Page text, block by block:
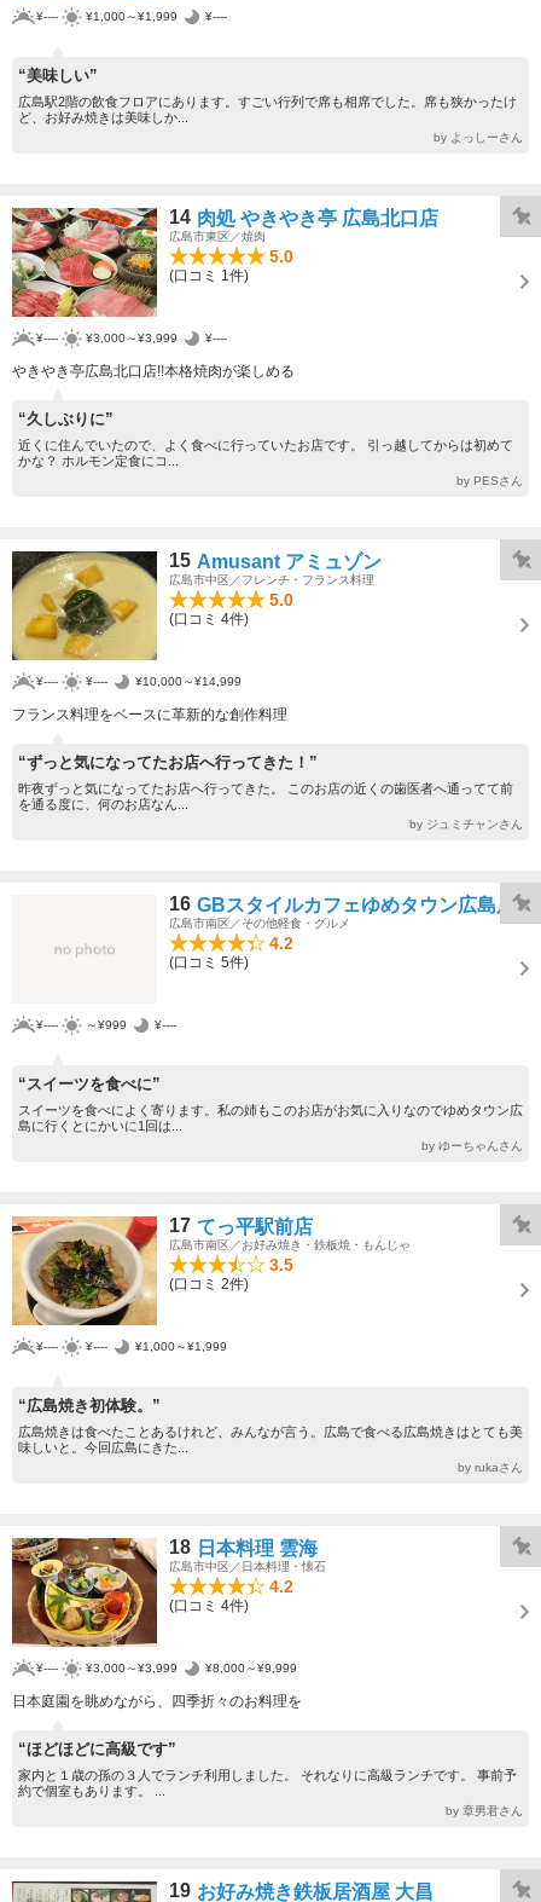
¥---- ¥1,000～¥1,999 ¥----
“美味しい”
広島駅2階の飲食フロアにあります。すごい行列で席も相席でした。席も狭かったけ
ど、お好み焼きは美味しか...
by よっしーさん
14 肉処 やきやき亭 広島北口店
広島市東区／焼肉
5.0
(口コミ 1件)
¥---- ¥3,000～¥3,999 ¥----
やきやき亭広島北口店!!本格焼肉が楽しめる
“久しぶりに”
近くに住んでいたので、よく食べに行っていたお店です。 引っ越してからは初めて
かな？ ホルモン定食にコ...
by PESさん
15 Amusant アミュゾン
広島市中区／フレンチ・フランス料理
5.0
(口コミ 4件)
¥---- ¥---- ¥10,000～¥14,999
フランス料理をベースに革新的な創作料理
“ずっと気になってたお店へ行ってきた！”
昨夜ずっと気になってたお店へ行ってきた。 このお店の近くの歯医者へ通ってて前
を通る度に、何のお店なん...
by ジュミチャンさん
16 GBスタイルカフェゆめタウン広島店
広島市南区／その他軽食・グルメ
4.2
(口コミ 5件)
¥---- ～¥999 ¥----
“スイーツを食べに”
スイーツを食べによく寄ります。私の姉もこのお店がお気に入りなのでゆめタウン広
島に行くとにかいに1回は...
by ゆーちゃんさん
17 てっ平駅前店
広島市南区／お好み焼き・鉄板焼・もんじゃ
3.5
(口コミ 2件)
¥---- ¥---- ¥1,000～¥1,999
“広島焼き初体験。”
広島焼きは食べたことあるけれど、みんなが言う。広島で食べる広島焼きはとても美
味しいと。今回広島にきた...
by rukaさん
18 日本料理 雲海
広島市中区／日本料理・懐石
4.2
(口コミ 4件)
¥---- ¥3,000～¥3,999 ¥8,000～¥9,999
日本庭園を眺めながら、四季折々のお料理を
“ほどほどに高級です”
家内と１歳の孫の３人でランチ利用しました。 それなりに高級ランチです。 事前予
約で個室もあります。 ...
by 章男君さん
19 お好み焼き鉄板居酒屋 大昌